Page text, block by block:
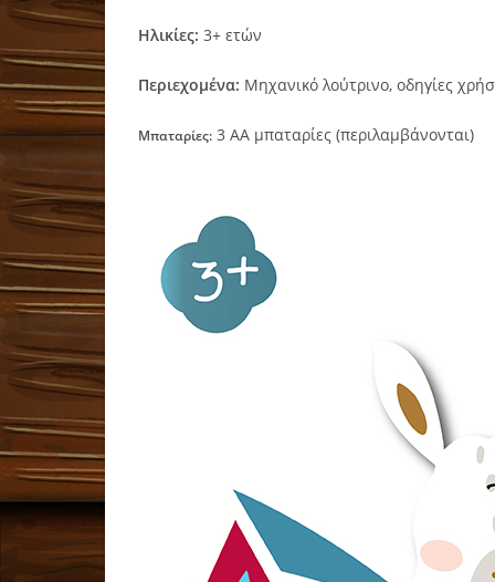
Ηλικίες: 3+ ετών
Περιεχομένα: Μηχανικό λούτρινο, οδηγίες
Μπαταρίες: 3 ΑΑ μπαταρίες (περιλαμβάνονται)